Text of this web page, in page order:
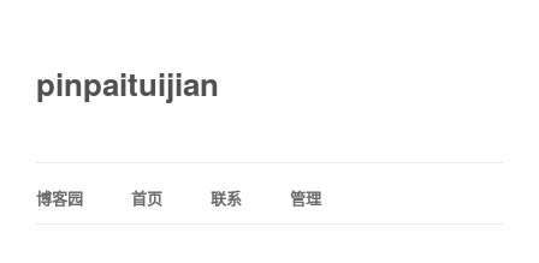
pinpaituijian
博客园 首页 联系 管理